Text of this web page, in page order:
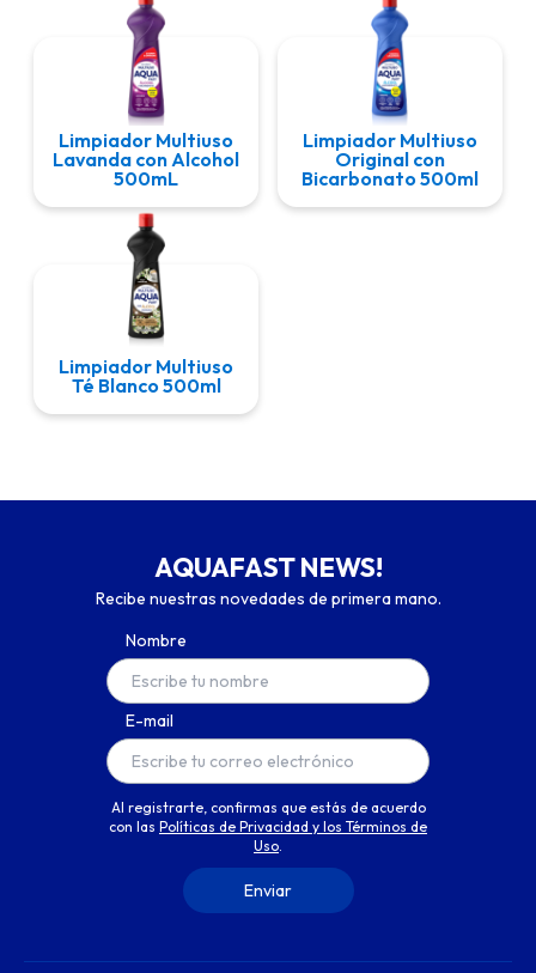
Limpiador Multiuso
Lavanda con Alcohol
500mL
Limpiador Multiuso
Original con
Bicarbonato 500ml
Limpiador Multiuso
Té Blanco 500ml
AQUAFAST NEWS!
Recibe nuestras novedades de primera mano.
Nombre
E-mail
Al registrarte, confirmas que estás de acuerdo
con las Políticas de Privacidad y los Términos de
Uso.